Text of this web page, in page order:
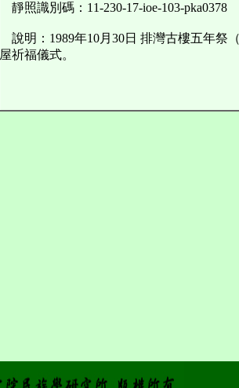
靜照識別碼：11-230-17-ioe-103-pka0378
說明：1989年10月30日 排灣古樓五年祭
屋祈福儀式。